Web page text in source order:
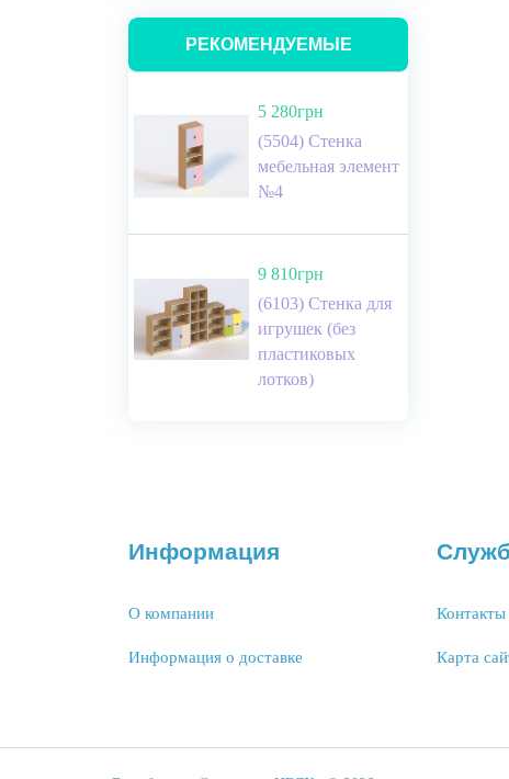
РЕКОМЕНДУЕМЫЕ
5 280грн
(5504) Стенка
мебельная элемент
№4
9 810грн
(6103) Стенка для
игрушек (без
пластиковых
лотков)
Информация
О компании
Информация о доставке
Контакты
Карта